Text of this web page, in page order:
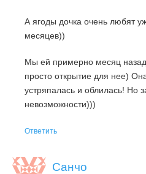
А ягоды дочка очень любят
месяцев))
Мы ей примерно месяц
просто открытие для нее)
устряпалась и облилась! Но
невозможности)))
Ответить
Санчо